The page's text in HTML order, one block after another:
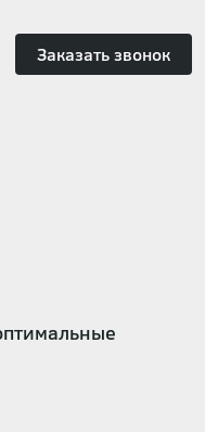
Заказать звонок